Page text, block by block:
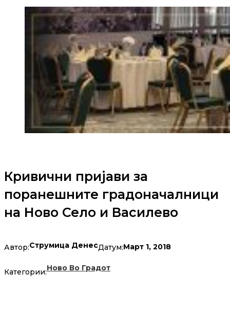
Кривични пријави за
поранешните градоначалници
на Ново Село и Василево
Автор:Струмица ДенесДатум:Март 1, 2018
Категории:Ново Во Градот